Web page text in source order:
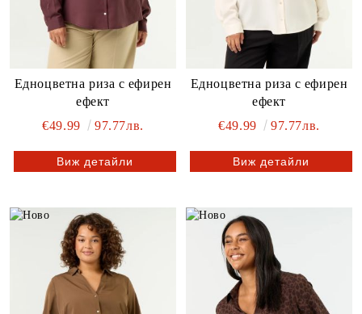
Едноцветна риза с ефирен
ефект
€49.99
97.77лв.
Виж детайли
Едноцветна риза с ефирен
ефект
€49.99
97.77лв.
Виж детайли